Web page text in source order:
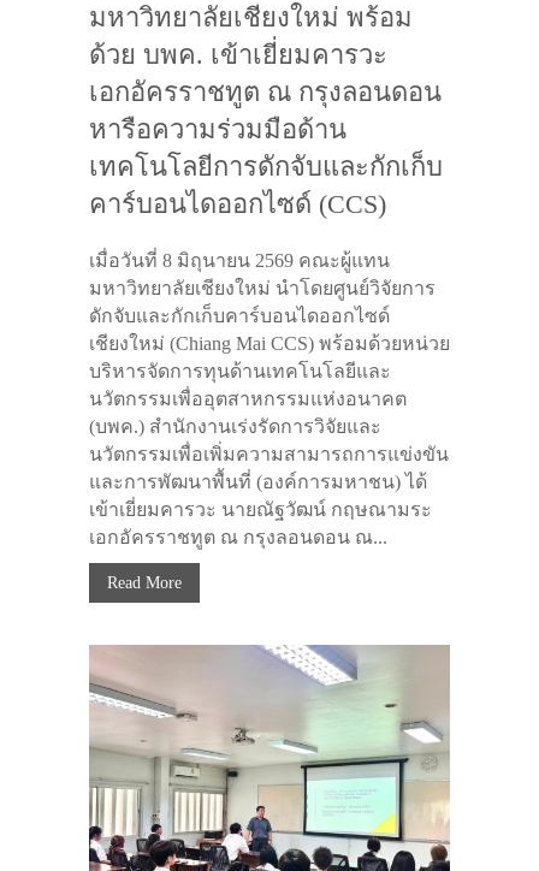
มหาวิทยาลัยเชียงใหม่ พร้อม
ด้วย บพค. เข้าเยี่ยมคารวะ
เอกอัครราชทูต ณ กรุงลอนดอน
หารือความร่วมมือด้าน
เทคโนโลยีการดักจับและกักเก็บ
คาร์บอนไดออกไซด์ (CCS)
เมื่อวันที่ 8 มิถุนายน 2569 คณะผู้แทน
มหาวิทยาลัยเชียงใหม่ นำโดยศูนย์วิจัยการ
ดักจับและกักเก็บคาร์บอนไดออกไซด์
เชียงใหม่ (Chiang Mai CCS) พร้อมด้วยหน่วย
บริหารจัดการทุนด้านเทคโนโลยีและ
นวัตกรรมเพื่ออุตสาหกรรมแห่งอนาคต
(บพค.) สำนักงานเร่งรัดการวิจัยและ
นวัตกรรมเพื่อเพิ่มความสามารถการแข่งขัน
และการพัฒนาพื้นที่ (องค์การมหาชน) ได้
เข้าเยี่ยมคารวะ นายณัฐวัฒน์ กฤษณามระ
เอกอัครราชทูต ณ กรุงลอนดอน ณ...
Read More